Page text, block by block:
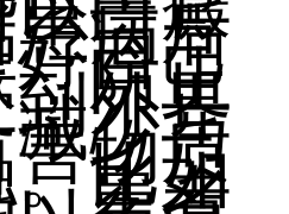
病后
自己
防止
外界
少与
物质
比如